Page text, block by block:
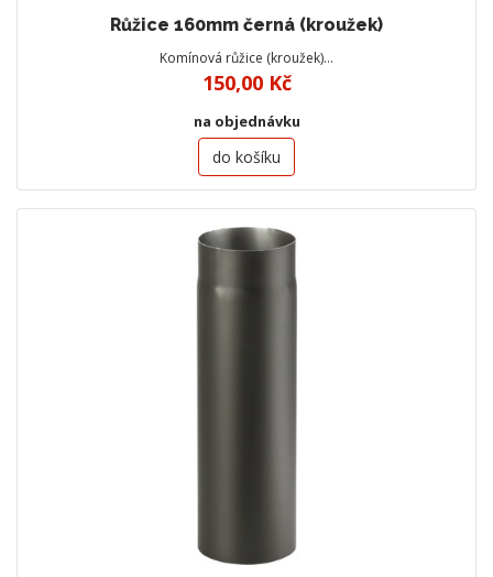
Růžice 160mm černá (kroužek)
Komínová růžice (kroužek)…
150,00 Kč
na objednávku
do košíku